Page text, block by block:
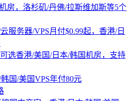
房，洛杉矶/丹佛/拉斯维加斯等5个
服务器/VPS月付$0.99起，香港/日
选香港/美国/日本/韩国机房，支持
国/美国VPS年付80元